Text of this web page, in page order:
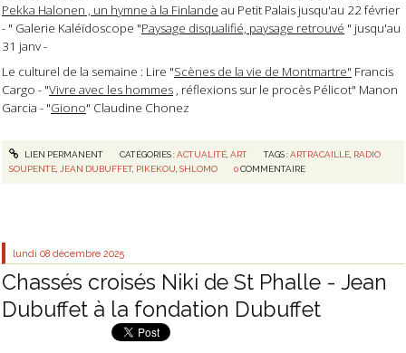
Pekka Halonen , un hymne à la Finlande au Petit Palais jusqu'au 22 février
- " Galerie Kaléïdoscope "Paysage disqualifié, paysage retrouvé " jusqu'au
31 janv -
Le culturel de la semaine : Lire "Scènes de la vie de Montmartre" Francis
Cargo - "Vivre avec les hommes , réflexions sur le procès Pélicot" Manon
Garcia - "Giono" Claudine Chonez
LIEN PERMANENT CATÉGORIES :ACTUALITÉ, ART TAGS :ARTRACAILLE, RADIO
SOUPENTE,JEAN DUBUFFET, PIKEKOU,SHLOMO 0 COMMENTAIRE
lundi 08 décembre 2025
Chassés croisés Niki de St Phalle - Jean
Dubuffet à la fondation Dubuffet